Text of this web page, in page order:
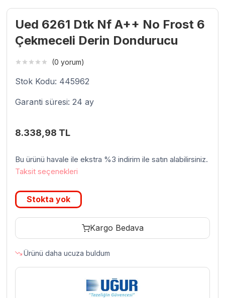
Ued 6261 Dtk Nf A++ No Frost 6
Çekmeceli Derin Dondurucu
(0 yorum)
Stok Kodu: 445962
Garanti süresi: 24 ay
8.338,98 TL
Bu ürünü havale ile ekstra %3 indirim ile satın alabilirsiniz.
Taksit seçenekleri
Stokta yok
Kargo Bedava
Ürünü daha ucuza buldum